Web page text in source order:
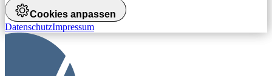
Cookies anpassen
DatenschutzImpressum